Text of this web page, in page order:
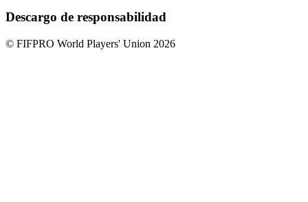
Descargo de responsabilidad
© FIFPRO World Players' Union 2026